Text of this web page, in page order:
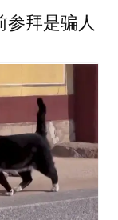
参拜是骗人